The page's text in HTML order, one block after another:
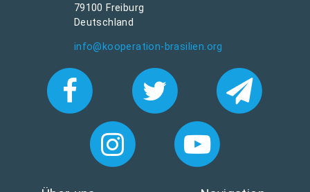
79100 Freiburg
Deutschland
info@kooperation-brasilien.org